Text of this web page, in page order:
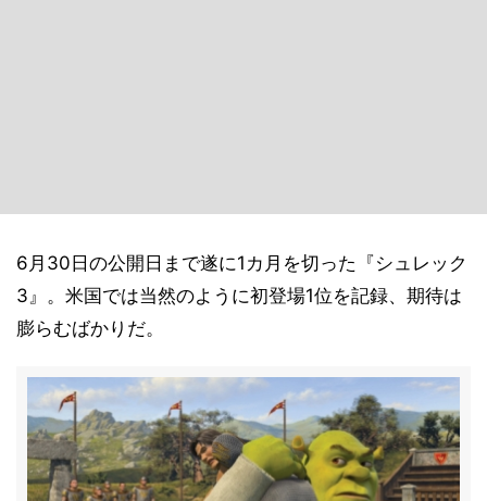
6月30日の公開日まで遂に1カ月を切った『シュレック
3』。米国では当然のように初登場1位を記録、期待は
膨らむばかりだ。